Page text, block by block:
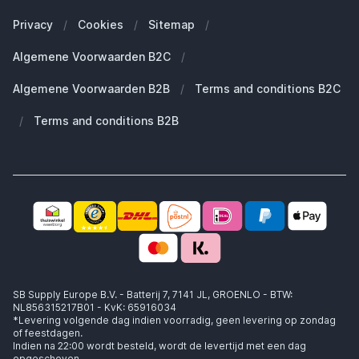
Zakelijke klanten (B2B)
Groot en uniek assortiment
400.000+ klanten geleverd
Welke MagSafe heb ik nodig?
Werken bij SB Supply
Working at SB Supply
Privacy / Cookies / Sitemap /
Algemene Voorwaarden B2C /
Algemene Voorwaarden B2B / Terms and conditions B2C
/ Terms and conditions B2B
SB Supply Europe B.V. - Batterij 7, 7141 JL, GROENLO - BTW:
NL856315217B01 - KvK: 65916034
*Levering volgende dag indien voorradig, geen levering op zondag
of feestdagen.
Indien na 22:00 wordt besteld, wordt de levertijd met een dag